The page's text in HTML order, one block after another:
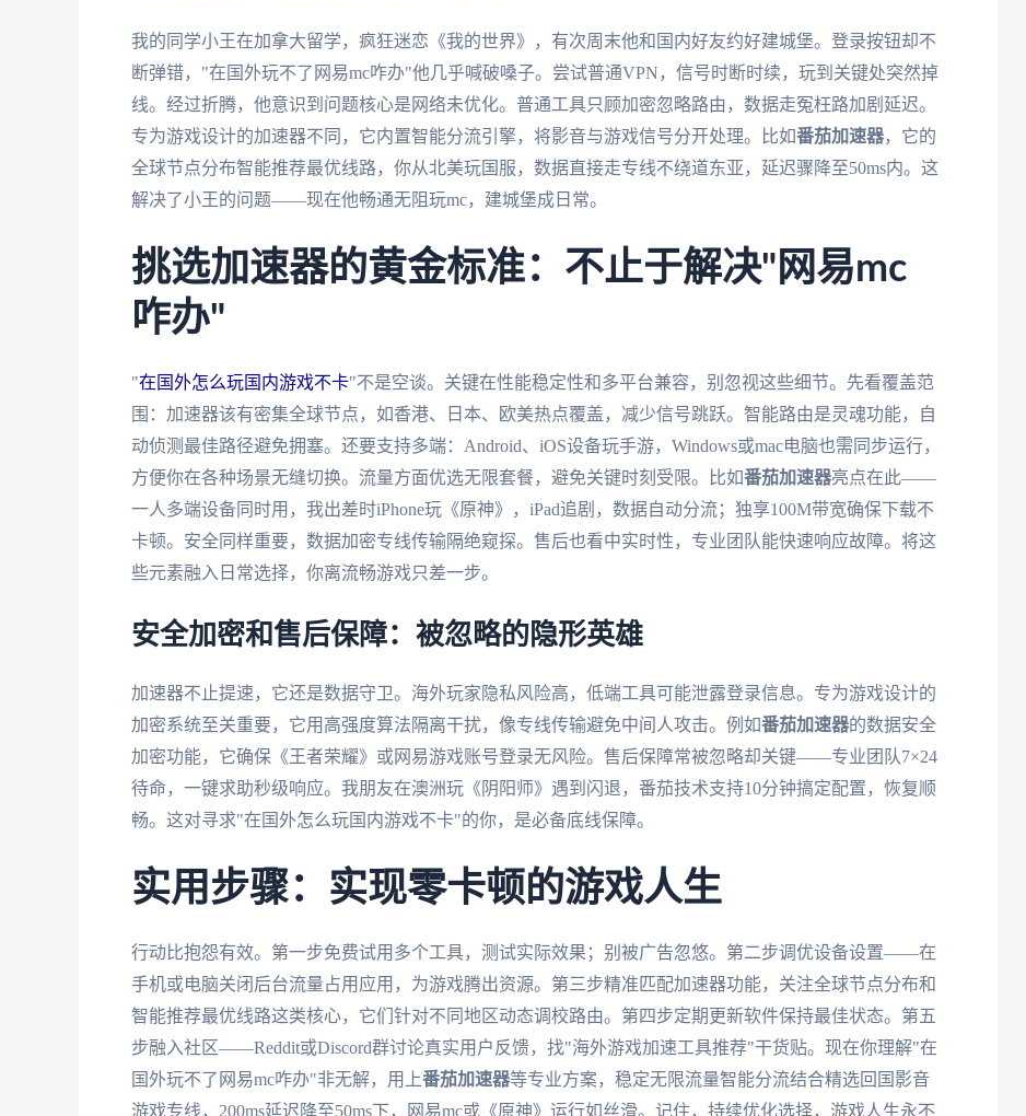
我的同学小王在加拿大留学，疯狂迷恋《我的世界》，有次周末他和国内好友约好建城堡。登录按钮却不
断弹错，"在国外玩不了网易mc咋办"他几乎喊破嗓子。尝试普通VPN，信号时断时续，玩到关键处突然掉
线。经过折腾，他意识到问题核心是网络未优化。普通工具只顾加密忽略路由，数据走冤枉路加剧延迟。
专为游戏设计的加速器不同，它内置智能分流引擎，将影音与游戏信号分开处理。比如番茄加速器，它的
全球节点分布智能推荐最优线路，你从北美玩国服，数据直接走专线不绕道东亚，延迟骤降至50ms内。这
解决了小王的问题——现在他畅通无阻玩mc，建城堡成日常。
挑选加速器的黄金标准：不止于解决"网易mc
咋办"
"在国外怎么玩国内游戏不卡"不是空谈。关键在性能稳定性和多平台兼容，别忽视这些细节。先看覆盖范
围：加速器该有密集全球节点，如香港、日本、欧美热点覆盖，减少信号跳跃。智能路由是灵魂功能，自
动侦测最佳路径避免拥塞。还要支持多端：Android、iOS设备玩手游，Windows或mac电脑也需同步运行，
方便你在各种场景无缝切换。流量方面优选无限套餐，避免关键时刻受限。比如番茄加速器亮点在此——
一人多端设备同时用，我出差时iPhone玩《原神》，iPad追剧，数据自动分流；独享100M带宽确保下载不
卡顿。安全同样重要，数据加密专线传输隔绝窥探。售后也看中实时性，专业团队能快速响应故障。将这
些元素融入日常选择，你离流畅游戏只差一步。
安全加密和售后保障：被忽略的隐形英雄
加速器不止提速，它还是数据守卫。海外玩家隐私风险高，低端工具可能泄露登录信息。专为游戏设计的
加密系统至关重要，它用高强度算法隔离干扰，像专线传输避免中间人攻击。例如番茄加速器的数据安全
加密功能，它确保《王者荣耀》或网易游戏账号登录无风险。售后保障常被忽略却关键——专业团队7×24
待命，一键求助秒级响应。我朋友在澳洲玩《阴阳师》遇到闪退，番茄技术支持10分钟搞定配置，恢复顺
畅。这对寻求"在国外怎么玩国内游戏不卡"的你，是必备底线保障。
实用步骤：实现零卡顿的游戏人生
行动比抱怨有效。第一步免费试用多个工具，测试实际效果；别被广告忽悠。第二步调优设备设置——在
手机或电脑关闭后台流量占用应用，为游戏腾出资源。第三步精准匹配加速器功能，关注全球节点分布和
智能推荐最优线路这类核心，它们针对不同地区动态调校路由。第四步定期更新软件保持最佳状态。第五
步融入社区——Reddit或Discord群讨论真实用户反馈，找"海外游戏加速工具推荐"干货贴。现在你理解"在
国外玩不了网易mc咋办"非无解，用上番茄加速器等专业方案，稳定无限流量智能分流结合精选回国影音
游戏专线，200ms延迟降至50ms下，网易mc或《原神》运行如丝滑。记住，持续优化选择，游戏人生永不